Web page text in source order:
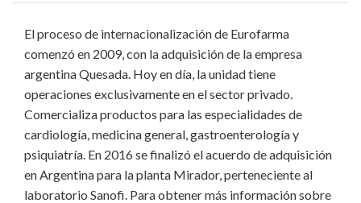
El proceso de internacionalización de Eurofarma
comenzó en 2009, con la adquisición de la empresa
argentina Quesada. Hoy en día, la unidad tiene
operaciones exclusivamente en el sector privado.
Comercializa productos para las especialidades de
cardiología, medicina general, gastroenterología y
psiquiatría. En 2016 se finalizó el acuerdo de adquisición
en Argentina para la planta Mirador, perteneciente al
laboratorio Sanofi. Para obtener más información sobre